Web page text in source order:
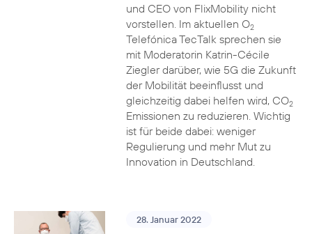
und CEO von FlixMobility nicht
vorstellen. Im aktuellen O2
Telefónica TecTalk sprechen sie
mit Moderatorin Katrin-Cécile
Ziegler darüber, wie 5G die Zukunft
der Mobilität beeinflusst und
gleichzeitig dabei helfen wird, CO2
Emissionen zu reduzieren. Wichtig
ist für beide dabei: weniger
Regulierung und mehr Mut zu
Innovation in Deutschland.
28. Januar 2022